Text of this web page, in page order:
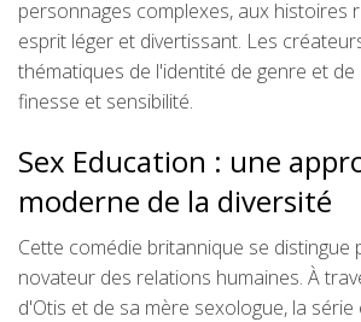
personnages complexes, aux histoires
esprit léger et divertissant. Les
thématiques de l'identité de genre et de
finesse et sensibilité.
Sex Education : une
moderne de la diversité
Cette comédie britannique se
novateur des relations humaines. À
d'Otis et de sa mère sexologue, la série